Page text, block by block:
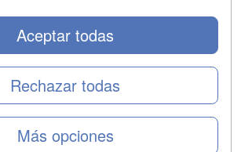
2026 Formazion Web, S.L. - Calle
62 - 28034 Madrid Tel: 91 533 70 78
Más opciones
Rechazar todas
Aceptar todas